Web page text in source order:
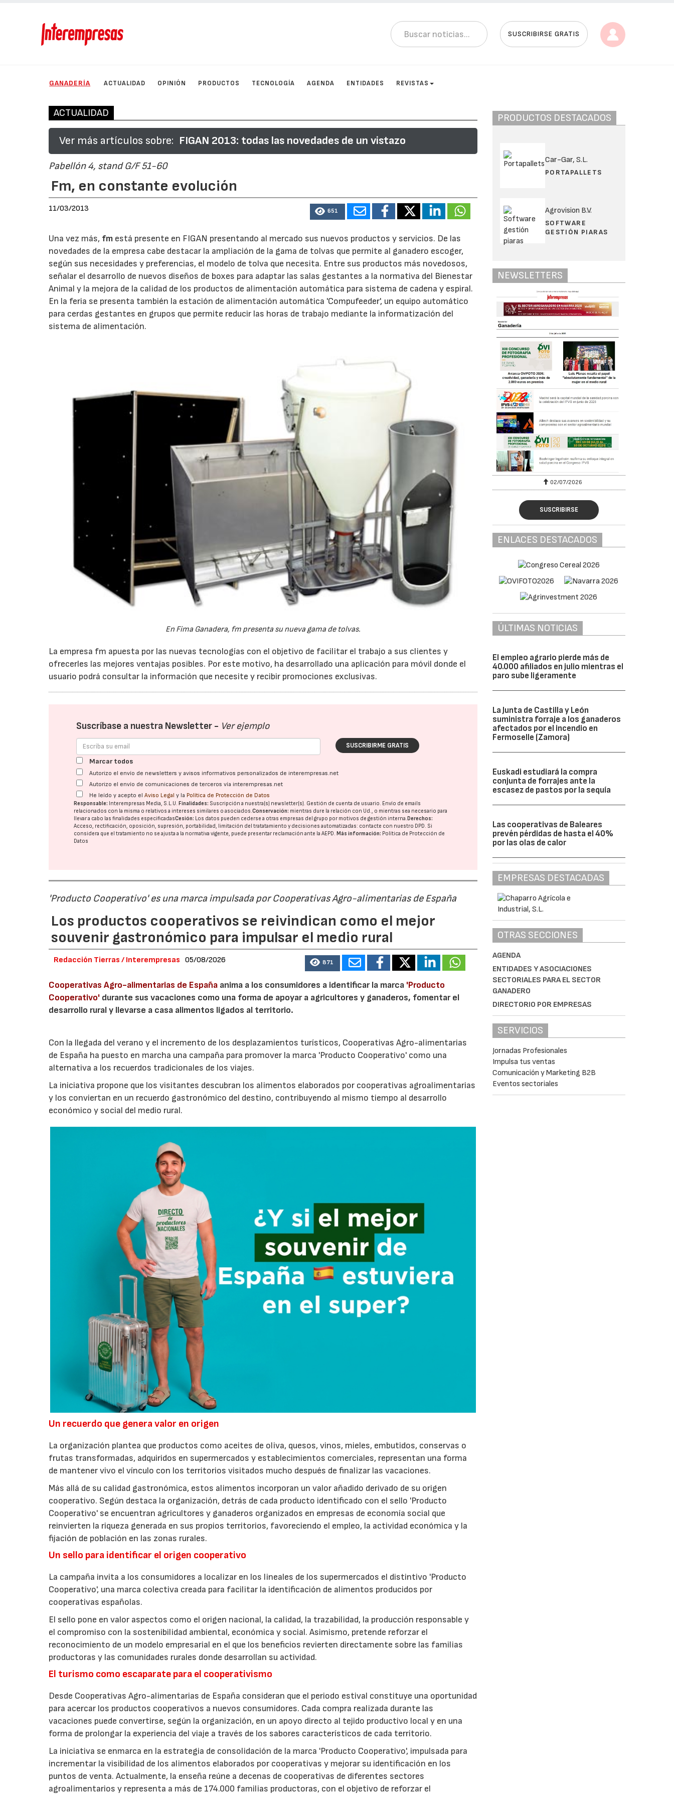
SUSCRIBIRSE GRATIS
GANADERÍA ACTUALIDAD OPINIÓN PRODUCTOS TECNOLOGÍA AGENDA ENTIDADES REVISTAS
ACTUALIDAD
Ver más artículos sobre: FIGAN 2013: todas las novedades de un vistazo
Pabellón 4, stand G/F 51-60
Fm, en constante evolución
11/03/2013 651
Una vez más, fm está presente en FIGAN presentando al mercado sus nuevos productos y servicios. De las
novedades de la empresa cabe destacar la ampliación de la gama de tolvas que permite al ganadero escoger,
según sus necesidades y preferencias, el modelo de tolva que necesita. Entre sus productos más novedosos,
señalar el desarrollo de nuevos diseños de boxes para adaptar las salas gestantes a la normativa del Bienestar
Animal y la mejora de la calidad de los productos de alimentación automática para sistema de cadena y espiral.
En la feria se presenta también la estación de alimentación automática 'Compufeeder', un equipo automático
para cerdas gestantes en grupos que permite reducir las horas de trabajo mediante la informatización del
sistema de alimentación.
En Fima Ganadera, fm presenta su nueva gama de tolvas.
La empresa fm apuesta por las nuevas tecnologías con el objetivo de facilitar el trabajo a sus clientes y
ofrecerles las mejores ventajas posibles. Por este motivo, ha desarrollado una aplicación para móvil donde el
usuario podrá consultar la información que necesite y recibir promociones exclusivas.
Suscríbase a nuestra Newsletter - Ver ejemplo
SUSCRIBIRME GRATIS
Marcar todos
Autorizo el envío de newsletters y avisos informativos personalizados de interempresas.net
Autorizo el envío de comunicaciones de terceros vía interempresas.net
He leído y acepto elAviso Legal y la Política de Protección de Datos
Responsable: Interempresas Media, S.L.U.Finalidades: Suscripción a nuestra(s) newsletter(s). Gestión de cuenta de usuario. Envío de emails
relacionados con la misma o relativos a intereses similares o asociados.Conservación: mientras dure la relación con Ud., o mientras sea necesario para
llevar a cabo las finalidades especificadasCesión: Los datos pueden cederse a otras empresas del grupo por motivos de gestión interna.Derechos:
Acceso, rectificación, oposición, supresión, portabilidad, limitación del tratatamiento y decisiones automatizadas: contacte con nuestro DPD. Si
considera que el tratamiento no se ajusta a la normativa vigente, puede presentar reclamación ante laAEPD.Más información: Política de Protección de
Datos
'Producto Cooperativo' es una marca impulsada por Cooperativas Agro-alimentarias de España
Los productos cooperativos se reivindican como el mejor
souvenir gastronómico para impulsar el medio rural
Redacción Tierras / Interempresas 05/08/2026 871
Cooperativas Agro-alimentarias de España anima a los consumidores a identificar la marca 'Producto
Cooperativo' durante sus vacaciones como una forma de apoyar a agricultores y ganaderos, fomentar el
desarrollo rural y llevarse a casa alimentos ligados al territorio.
Con la llegada del verano y el incremento de los desplazamientos turísticos, Cooperativas Agro-alimentarias
de España ha puesto en marcha una campaña para promover la marca 'Producto Cooperativo' como una
alternativa a los recuerdos tradicionales de los viajes.
La iniciativa propone que los visitantes descubran los alimentos elaborados por cooperativas agroalimentarias
y los conviertan en un recuerdo gastronómico del destino, contribuyendo al mismo tiempo al desarrollo
económico y social del medio rural.
Un recuerdo que genera valor en origen
La organización plantea que productos como aceites de oliva, quesos, vinos, mieles, embutidos, conservas o
frutas transformadas, adquiridos en supermercados y establecimientos comerciales, representan una forma
de mantener vivo el vínculo con los territorios visitados mucho después de finalizar las vacaciones.
Más allá de su calidad gastronómica, estos alimentos incorporan un valor añadido derivado de su origen
cooperativo. Según destaca la organización, detrás de cada producto identificado con el sello 'Producto
Cooperativo' se encuentran agricultores y ganaderos organizados en empresas de economía social que
reinvierten la riqueza generada en sus propios territorios, favoreciendo el empleo, la actividad económica y la
fijación de población en las zonas rurales.
Un sello para identificar el origen cooperativo
La campaña invita a los consumidores a localizar en los lineales de los supermercados el distintivo 'Producto
Cooperativo', una marca colectiva creada para facilitar la identificación de alimentos producidos por
cooperativas españolas.
El sello pone en valor aspectos como el origen nacional, la calidad, la trazabilidad, la producción responsable y
el compromiso con la sostenibilidad ambiental, económica y social. Asimismo, pretende reforzar el
reconocimiento de un modelo empresarial en el que los beneficios revierten directamente sobre las familias
productoras y las comunidades rurales donde desarrollan su actividad.
El turismo como escaparate para el cooperativismo
Desde Cooperativas Agro-alimentarias de España consideran que el periodo estival constituye una oportunidad
para acercar los productos cooperativos a nuevos consumidores. Cada compra realizada durante las
vacaciones puede convertirse, según la organización, en un apoyo directo al tejido productivo local y en una
forma de prolongar la experiencia del viaje a través de los sabores característicos de cada territorio.
La iniciativa se enmarca en la estrategia de consolidación de la marca 'Producto Cooperativo', impulsada para
incrementar la visibilidad de los alimentos elaborados por cooperativas y mejorar su identificación en los
puntos de venta. Actualmente, la enseña reúne a decenas de cooperativas de diferentes sectores
agroalimentarios y representa a más de 174.000 familias productoras, con el objetivo de reforzar el
PRODUCTOS DESTACADOS
Car-Gar, S.L.
PORTAPALLETS
Agrovision B.V.
SOFTWARE
GESTIÓN PIARAS
NEWSLETTERS
02/07/2026 16/07/2026 02/07/2026
SUSCRIBIRSE
ENLACES DESTACADOS
ÚLTIMAS NOTICIAS
El empleo agrario pierde más de
40.000 afiliados en julio mientras el
paro sube ligeramente
La Junta de Castilla y León
suministra forraje a los ganaderos
afectados por el incendio en
Fermoselle (Zamora)
Euskadi estudiará la compra
conjunta de forrajes ante la
escasez de pastos por la sequía
Las cooperativas de Baleares
prevén pérdidas de hasta el 40%
por las olas de calor
EMPRESAS DESTACADAS
OTRAS SECCIONES
AGENDA
ENTIDADES Y ASOCIACIONES
SECTORIALES PARA EL SECTOR
GANADERO
DIRECTORIO POR EMPRESAS
SERVICIOS
Jornadas Profesionales
Impulsa tus ventas
Comunicación y Marketing B2B
Eventos sectoriales